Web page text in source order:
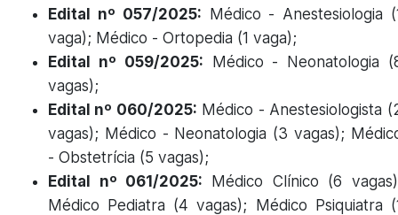
Edital nº 057/2025: Médico - Anestesiologia
vaga); Médico - Ortopedia (1 vaga);
Edital nº 059/2025: Médico - Neonatologia
vagas);
Edital nº 060/2025: Médico - Anestesiologista
vagas); Médico - Neonatologia (3 vagas);
- Obstetrícia (5 vagas);
Edital nº 061/2025:
Médico Clínico (6
Médico Pediatra (4 vagas); Médico Psiquiatra